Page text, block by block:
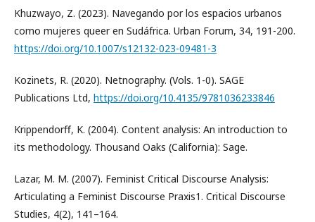
Khuzwayo, Z. (2023). Navegando por los espacios urbanos
como mujeres queer en Sudáfrica. Urban Forum, 34, 191-200.
https://doi.org/10.1007/s12132-023-09481-3
Kozinets, R. (2020). Netnography. (Vols. 1-0). SAGE
Publications Ltd, https://doi.org/10.4135/9781036233846
Krippendorff, K. (2004). Content analysis: An introduction to
its methodology. Thousand Oaks (California): Sage.
Lazar, M. M. (2007). Feminist Critical Discourse Analysis:
Articulating a Feminist Discourse Praxis1. Critical Discourse
Studies, 4(2), 141–164.